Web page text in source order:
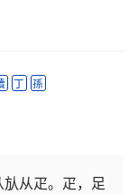
丁 孫
从疋。疋，足